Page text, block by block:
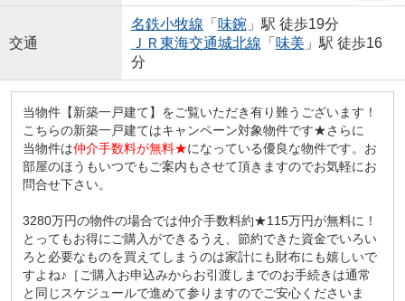
交通
名鉄小牧線 「 味鋺 」駅 徒歩19分
ＪＲ東海交通城北線 「 味美 」駅 徒歩16
分
当物件【新築一戸建て】をご覧いただき有り難うございます！
こちらの新築一戸建てはキャンペーン対象物件です★さらに
当物件は仲介手数料が無料★になっている優良な物件です。お
部屋のほうもいつでもご案内もさせて頂きますのでお気軽にお
問合せ下さい。
3280万円の物件の場合では仲介手数料約★115万円が無料に！
とってもお得にご購入ができるうえ、節約できた資金でいろい
ろと必要なものを買えてしまうのは家計にも財布にも嬉しいで
すよね♪［ご購入お申込みからお引渡しまでのお手続きは通常
と同じスケジュールで進めて参りますのでご安心くださいま